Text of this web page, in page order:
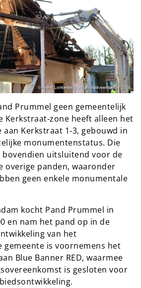
Prummel geen gemeentelijk
Kerkstraat‑zone heeft alleen het
aan Kerkstraat 1‑3, gebouwd in
monumentenstatus. Die
uitsluitend voor de
overige panden, waaronder
geen enkele monumentale
kocht Pand Prummel in
en nam het pand op in de
van het
gemeente is voornemens het
Blue Banner RED, waarmee
is gesloten voor